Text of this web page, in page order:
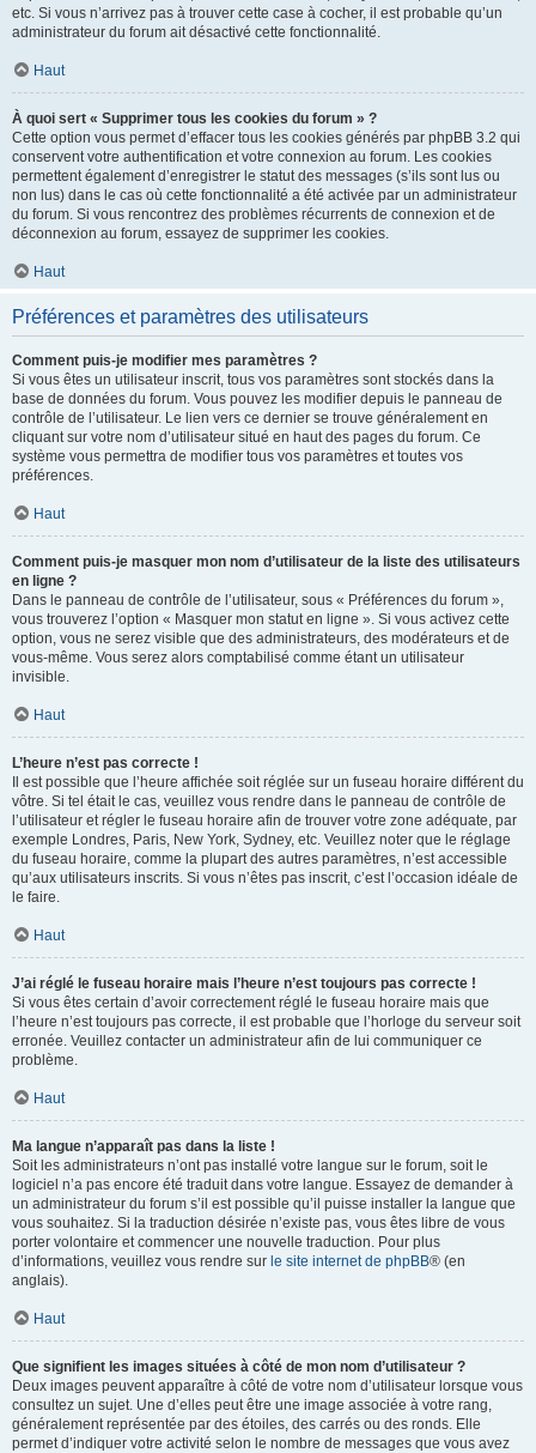
etc. Si vous n’arrivez pas à trouver cette case à cocher, il est probable qu’un
administrateur du forum ait désactivé cette fonctionnalité.
Haut
À quoi sert « Supprimer tous les cookies du forum » ?
Cette option vous permet d’effacer tous les cookies générés par phpBB 3.2 qui
conservent votre authentification et votre connexion au forum. Les cookies
permettent également d’enregistrer le statut des messages (s’ils sont lus ou
non lus) dans le cas où cette fonctionnalité a été activée par un administrateur
du forum. Si vous rencontrez des problèmes récurrents de connexion et de
déconnexion au forum, essayez de supprimer les cookies.
Haut
Préférences et paramètres des utilisateurs
Comment puis-je modifier mes paramètres ?
Si vous êtes un utilisateur inscrit, tous vos paramètres sont stockés dans la
base de données du forum. Vous pouvez les modifier depuis le panneau de
contrôle de l’utilisateur. Le lien vers ce dernier se trouve généralement en
cliquant sur votre nom d’utilisateur situé en haut des pages du forum. Ce
système vous permettra de modifier tous vos paramètres et toutes vos
préférences.
Haut
Comment puis-je masquer mon nom d’utilisateur de la liste des utilisateurs
en ligne ?
Dans le panneau de contrôle de l’utilisateur, sous « Préférences du forum »,
vous trouverez l’option « Masquer mon statut en ligne ». Si vous activez cette
option, vous ne serez visible que des administrateurs, des modérateurs et de
vous-même. Vous serez alors comptabilisé comme étant un utilisateur
invisible.
Haut
L’heure n’est pas correcte !
Il est possible que l’heure affichée soit réglée sur un fuseau horaire différent du
vôtre. Si tel était le cas, veuillez vous rendre dans le panneau de contrôle de
l’utilisateur et régler le fuseau horaire afin de trouver votre zone adéquate, par
exemple Londres, Paris, New York, Sydney, etc. Veuillez noter que le réglage
du fuseau horaire, comme la plupart des autres paramètres, n’est accessible
qu’aux utilisateurs inscrits. Si vous n’êtes pas inscrit, c’est l’occasion idéale de
le faire.
Haut
J’ai réglé le fuseau horaire mais l’heure n’est toujours pas correcte !
Si vous êtes certain d’avoir correctement réglé le fuseau horaire mais que
l’heure n’est toujours pas correcte, il est probable que l’horloge du serveur soit
erronée. Veuillez contacter un administrateur afin de lui communiquer ce
problème.
Haut
Ma langue n’apparaît pas dans la liste !
Soit les administrateurs n’ont pas installé votre langue sur le forum, soit le
logiciel n’a pas encore été traduit dans votre langue. Essayez de demander à
un administrateur du forum s’il est possible qu’il puisse installer la langue que
vous souhaitez. Si la traduction désirée n’existe pas, vous êtes libre de vous
porter volontaire et commencer une nouvelle traduction. Pour plus
d’informations, veuillez vous rendre sur le site internet de phpBB® (en
anglais).
Haut
Que signifient les images situées à côté de mon nom d’utilisateur ?
Deux images peuvent apparaître à côté de votre nom d’utilisateur lorsque vous
consultez un sujet. Une d’elles peut être une image associée à votre rang,
généralement représentée par des étoiles, des carrés ou des ronds. Elle
permet d’indiquer votre activité selon le nombre de messages que vous avez